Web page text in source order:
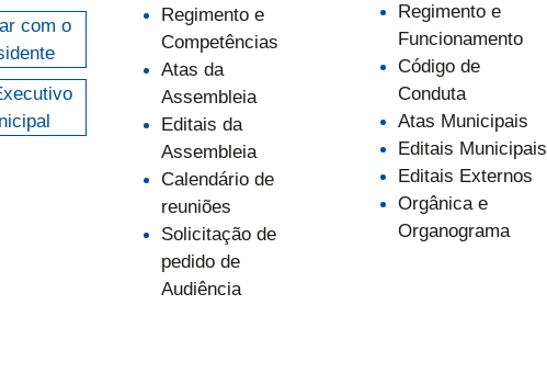
com o
Regimento e
Competências
Atas da
Assembleia
Editais da
Assembleia
Calendário de
reuniões
Solicitação de
pedido de
Audiência
Regimento e
Funcionamento
Código de
Conduta
Atas Municipais
Editais Municipais
Editais Externos
Orgânica e
Organograma